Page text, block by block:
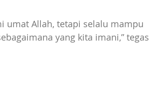
umat Allah, tetapi selalu mampu
yang kita imani,” tegas